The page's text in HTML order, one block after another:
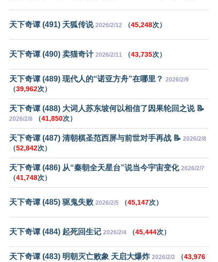
天下奇谭 (491) 天狐传说 2026/2/12 （45,248次）
天下奇谭 (490) 卖猫奇计 2026/2/11 （43,735次）
天下奇谭 (489) 现代人的“诺亚方舟”在哪里？ 2026/2/9
（39,962次）
天下奇谭 (488) 大词人苏东坡何以相信了因果轮回之说 📝
2026/2/8 （41,850次）
天下奇谭 (487) 清朝棋圣范西屏与前世对手再战 📝 2026/2/8
（52,842次）
天下奇谭 (486) 从“秦朝全天星台”说当今宇宙变化 2026/2/7
（41,748次）
天下奇谭 (485) 驱鬼失败 2026/2/5 （45,147次）
天下奇谭 (484) 起死回生记 2026/2/4 （45,444次）
天下奇谭 (483) 明朝灭亡败象 天启大爆炸 2026/2/2 （43,976